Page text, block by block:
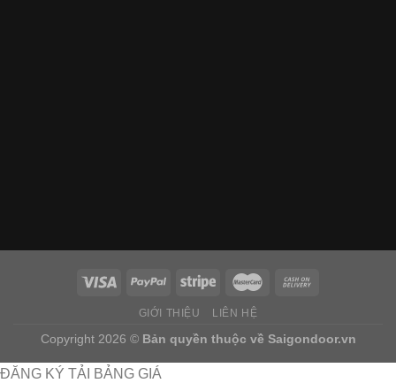
GIỚI THIỆU LIÊN HỆ
Copyright 2026 © Bản quyền thuộc về Saigondoor.vn
ĐĂNG KÝ TẢI BẢNG GIÁ